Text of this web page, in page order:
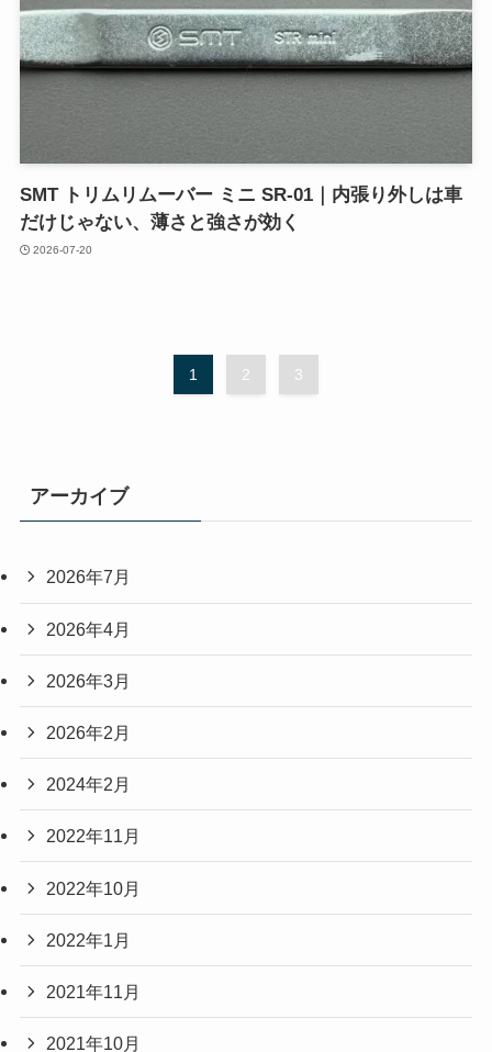
SMT トリムリムーバー ミニ SR-01｜内張り外しは車
だけじゃない、薄さと強さが効く
2026-07-20
1 2 3
アーカイブ
2026年7月
2026年4月
2026年3月
2026年2月
2024年2月
2022年11月
2022年10月
2022年1月
2021年11月
2021年10月